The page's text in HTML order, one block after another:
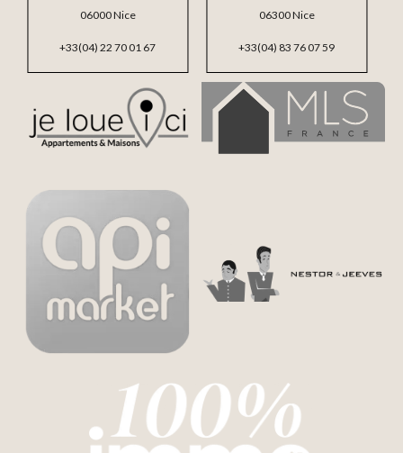
06300 Nice
+33(04) 83 76 07 59
06000 Nice
+33(04) 22 70 01 67